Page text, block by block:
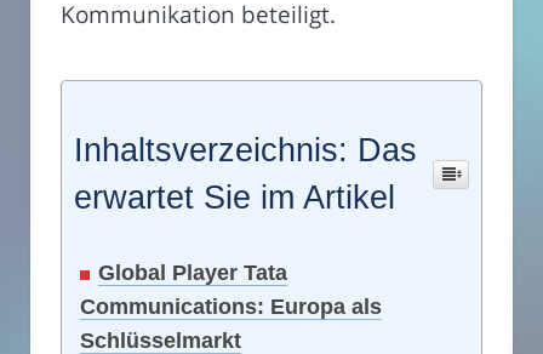
Kommunikation beteiligt.
Inhaltsverzeichnis: Das
erwartet Sie im Artikel
Global Player Tata
Communications: Europa als
Schlüsselmarkt